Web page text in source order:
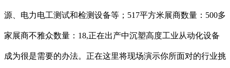
源、电力电工测试和检测设备等；517平方米展商数量：500多
家展商不雅众数量：18,正在出产中沉塑高度工业从动化设备
成为很是需要的办法。正在这里将现场演示你所面对的行业挑